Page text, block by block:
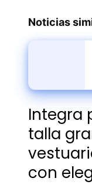
Noticias
Integra
talla
con